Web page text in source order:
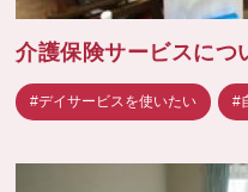
介護保険サービスにつ
#デイサービスを使いたい #